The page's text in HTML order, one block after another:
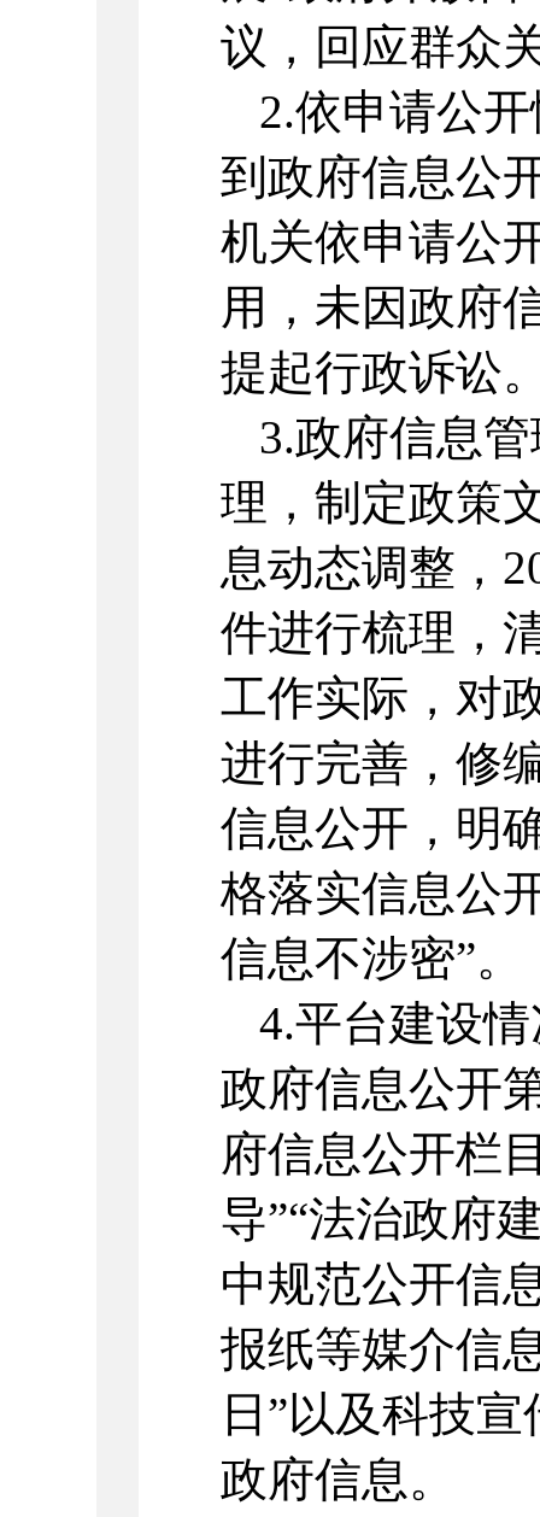
议，回应群众
2.依申请公
到政府信息公
机关依申请公
用，未因政府
提起行政诉讼
3.政府信息
理，制定政策
息动态调整，
件进行梳理，
工作实际，对
进行完善，修
信息公开，明
格落实信息公
信息不涉密”。
4.平台建设
政府信息公开
府信息公开栏
导”“法治政府
中规范公开信
报纸等媒介信
日”以及科技
政府信息。